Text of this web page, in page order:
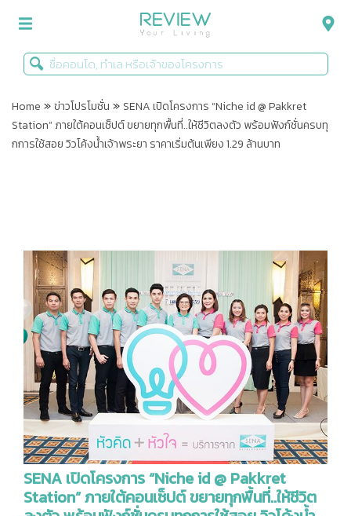
รีวิวคอนโด
รีวิวบ้าน
ข่าวโปรโมชั่น
Home »ข่าวโปรโมชั่น » SENA เปิดโครงการ “Niche id @ Pakkret
Station” ภายใต้คอนเซ็ปต์ ขยายทุกพื้นที่..ให้ชีวิตลงตัว พร้อมฟังก์ชั่นครบทุ
กการใช้สอย วิวโค้งน้ำเจ้าพระยา ราคาเริ่มต้นเพียง 1.29 ล้านบาท
SENA เปิดโครงการ “Niche id @ Pakkret
Station” ภายใต้คอนเซ็ปต์ ขยายทุกพื้นที่..ให้ชีวิต